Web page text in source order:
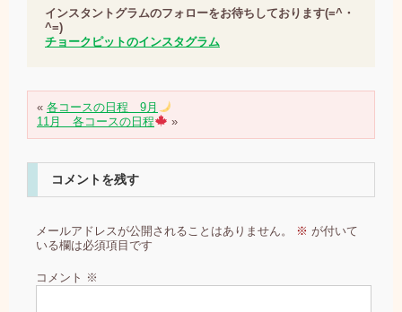
インスタントグラムのフォローをお待ちしております(=^・
^=)
チョークピットのインスタグラム
« 各コースの日程 9月
11月 各コースの日程
»
コメントを残す
メールアドレスが公開されることはありません。 ※ が付いて
いる欄は必須項目です
コメント ※